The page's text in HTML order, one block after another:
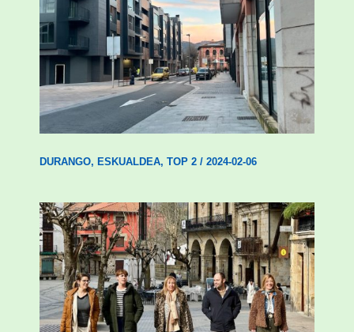
Udal etxebizitza tasatuei buruzko lehen
ordenantza izango du Durangok
DURANGO, ESKUALDEA, TOP 2/ 2024-02-06